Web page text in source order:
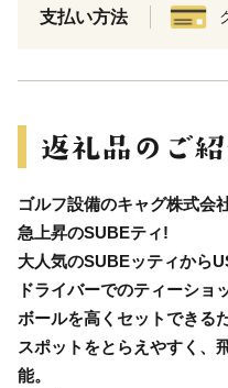
支払い方法
ゴルフ設備のキャグ株式会
急上昇のSUBEティ!
大人気のSUBEッティから
ドライバーでのティーショ
ボールを高くセットできる
スポットをとらえやすく、
能。